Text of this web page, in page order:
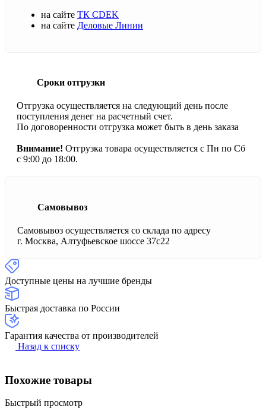
на сайте ТК CDEK
на сайте Деловые Линии
Сроки отгрузки
Отгрузка осуществляется на следующий день после
поступления денег на расчетный счет.
По договоренности отгрузка может быть в день заказа
Внимание! Отгрузка товара осуществляется с Пн по Сб
с 9:00 до 18:00.
Самовывоз
Самовывоз осуществляется со склада по адресу
г. Москва, Алтуфьевское шоссе 37с22
Доступные цены на лучшие бренды
Быстрая доставка по России
Гарантия качества от производителей
Назад к списку
Похожие товары
Быстрый просмотр